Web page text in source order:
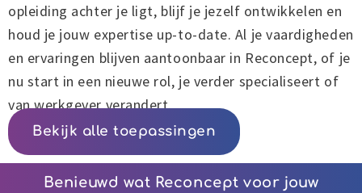
opleiding achter je ligt, blijf je jezelf ontwikkelen en
houd je jouw expertise up-to-date. Al je vaardigheden
en ervaringen blijven aantoonbaar in Reconcept, of je
nu start in een nieuwe rol, je verder specialiseert of
van werkgever verandert.
Bekijk alle toepassingen
Benieuwd wat Reconcept voor jouw